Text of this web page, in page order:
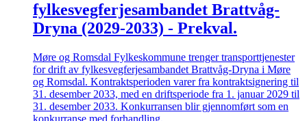
fylkesvegferjesambandet Brattvåg-
Dryna (2029-2033) - Prekval.
Møre og Romsdal Fylkeskommune trenger transporttjenester
for drift av fylkesvegferjesambandet Brattvåg-Dryna i Møre
og Romsdal. Kontraktsperioden varer fra kontraktsignering til
31. desember 2033, med en driftsperiode fra 1. januar 2029 til
31. desember 2033. Konkurransen blir gjennomført som en